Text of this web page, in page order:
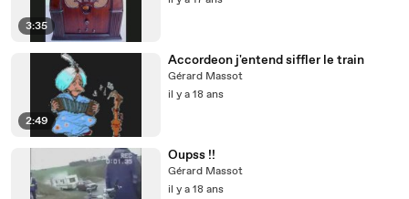
3:35
2:49
Accordeon j'entend siffler le train
Gérard Massot
il y a 18 ans
Oupss !!
Gérard Massot
il y a 18 ans